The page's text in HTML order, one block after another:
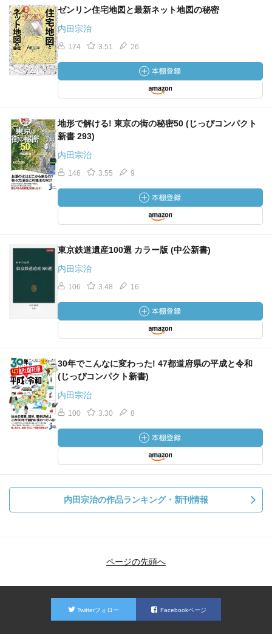
ゼンリン住宅地図と最新ネット地図の秘密
内田宗治
174 3.51 26
地形で解ける! 東京の街の秘密50 (じっぴコンパクト
新書 293)
内田宗治
146 3.55 9
東京鉄道遺産100選 カラー版 (中公新書)
内田宗治
106 3.48 16
30年でこんなに変わった! 47都道府県の平成と令和
(じっぴコンパクト新書)
内田宗治
100 3.30 8
内田宗治の作品ランキング・新刊情報
ページの先頭へ
Twitterフォロー Facebookページ